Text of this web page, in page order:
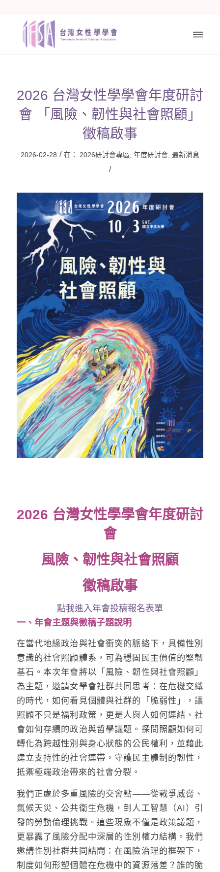
2026 台灣女性學學會年度研討
會 「風險、韌性與社會照顧」
徵稿啟事
2026-02-28 / 在： 2026研討會專區 年度研討會, 最新消息
/
2026 台灣女性學學會年度研討
會
風險、韌性與社會照顧
徵稿啟事
點我進入年會投稿報名表單
一、年會主題與徵稿子題說明
在當代地緣政治與社會衝突的脈絡下，具備性別
意識的社會照顧體系，可為穩固民主價值的堅韌
基石。本次年會將以「風險、韌性與社會照顧」
為主題，邀請女學會社群共同思考：在危機交織
的時代，如何看見個體與社群的「脆弱性」，讓
照顧不只是福利政策，更是人與人如何連結、社
會如何存續的政治與哲學議題。探問照顧如何可
轉化為跨越性別與身心狀態的公民權利，並藉此
建立支持性的社會連帶，守護民主體制的韌性，
抵禦極端政治帶來的社會分裂。
我們正處於多重風險的交會點——從戰爭威脅、
氣候天災、公共衛生危機，到人工智慧（AI）引
發的勞動倫理挑戰。這些現象不僅是政策議題，
更暴露了風險分配中深層的性別權力結構。我們
邀請性別社群共同詰問：在風險治理的框架下，
制度如何形塑個體在危機中的資源落差？誰的脆